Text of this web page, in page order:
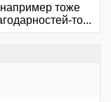
тоже
то...